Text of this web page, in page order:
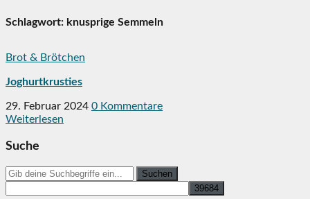
Schlagwort: knusprige Semmeln
Brot & Brötchen
Joghurtkrusties
29. Februar 2024 0 Kommentare
Weiterlesen
Suche
Search
for: